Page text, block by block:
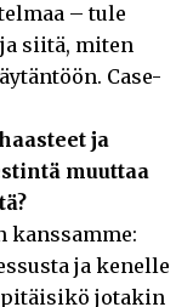
– tule
siitä, miten
Case-
ja
muuttaa
kanssamme:
ja kenelle
jotakin